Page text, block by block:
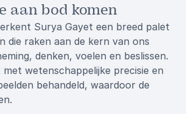
aan bod komen
Surya Gayet een breed palet
die raken aan de kern van ons
denken, voelen en beslissen.
wetenschappelijke precisie en
behandeld, waardoor de